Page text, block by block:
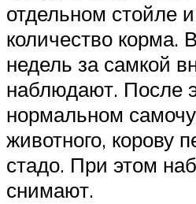
отдельном стойле
количество корма.
недель за самкой
наблюдают. После
нормальном
животного, корову
стадо. При этом
снимают.